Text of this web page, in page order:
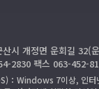
시 개정면 운회길 32(
2830 팩스 063-452-
：Windows 7이상, 인터